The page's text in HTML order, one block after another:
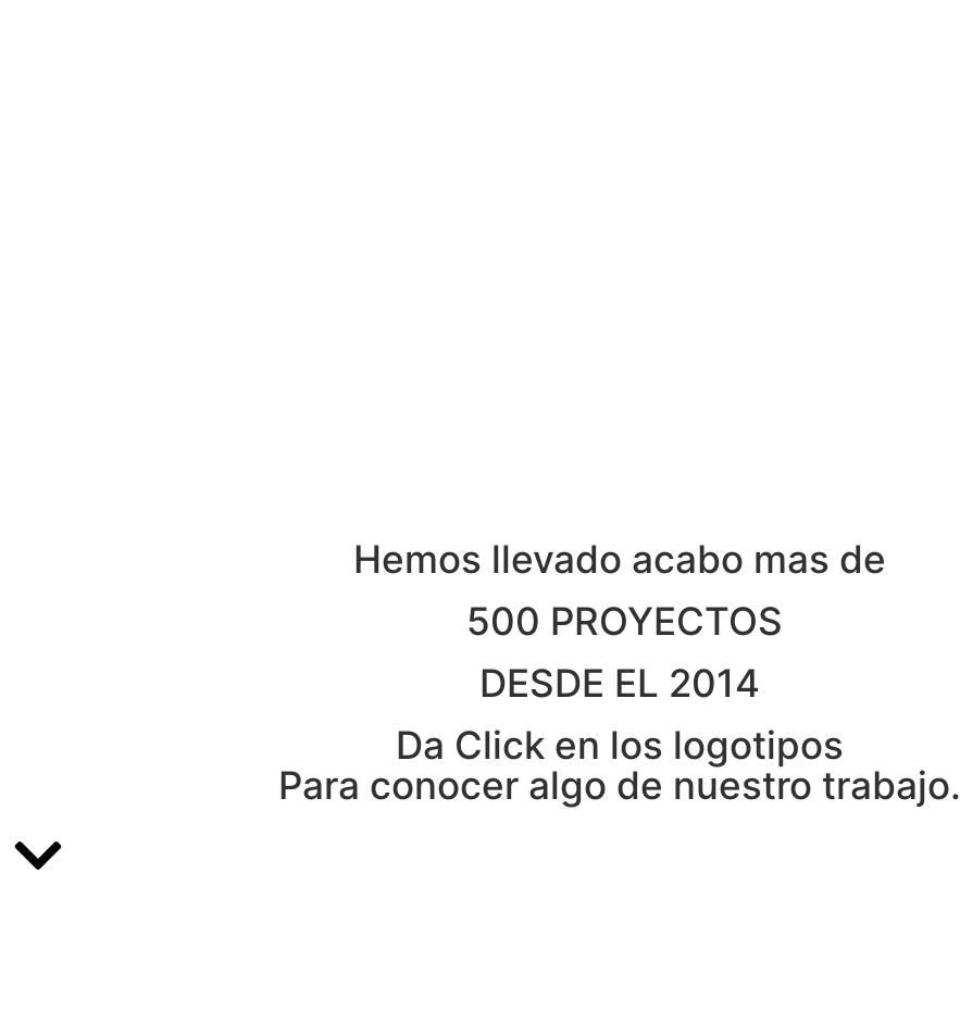
Hemos llevado acabo mas de
500 PROYECTOS
DESDE EL 2014
Da Click en los logotipos
Para conocer algo de nuestro trabajo.